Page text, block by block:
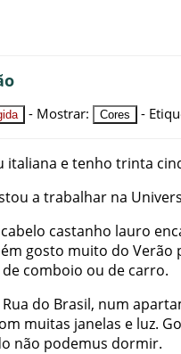
- Mostrar: Cores -
italiana etenho trinta
a trabalhar na
cabelo castanho lauro
gosto muito do Verão
de comboio ou de carro.
Rua do Brasil, num
muitas janelas e luz.
não podemus dormir.